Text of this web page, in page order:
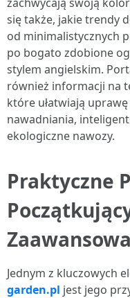
się także, jakie trendy
od minimalistycznych
po bogato zdobione
stylem angielskim.
również informacji na
które ułatwiają
nawadniania,
ekologiczne nawozy.
Praktyczne
Jednym z kluczowych
garden.pl jest jego